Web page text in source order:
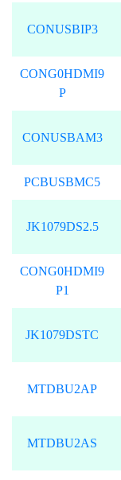
CONUSBIP3
CONG0HDMI9
P
CONUSBAM3
PCBUSBMC5
JK1079DS2.5
CONG0HDMI9
P1
JK1079DSTC
MTDBU2AP
MTDBU2AS